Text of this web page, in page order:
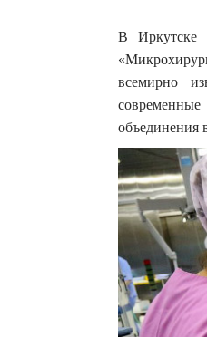
В Иркутске
всемирно
объединения